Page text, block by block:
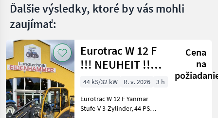
Ďalšie výsledky, ktoré by vás mohli
zaujímať:
Eurotrac W 12 F
!!! NEUHEIT !!!
Prompt
Cena
na
44 kS/32 kW R. v. 2026
3 h
Eurotrac W 12 F Yanmar
Stufe-V 3-Zylinder, 44 PS